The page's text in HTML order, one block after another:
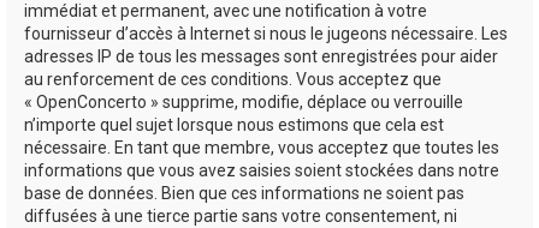
immédiat et permanent, avec une notification à votre
fournisseur d’accès à Internet si nous le jugeons nécessaire. Les
adresses IP de tous les messages sont enregistrées pour aider
au renforcement de ces conditions. Vous acceptez que
« OpenConcerto » supprime, modifie, déplace ou verrouille
n’importe quel sujet lorsque nous estimons que cela est
nécessaire. En tant que membre, vous acceptez que toutes les
informations que vous avez saisies soient stockées dans notre
base de données. Bien que ces informations ne soient pas
diffusées à une tierce partie sans votre consentement, ni